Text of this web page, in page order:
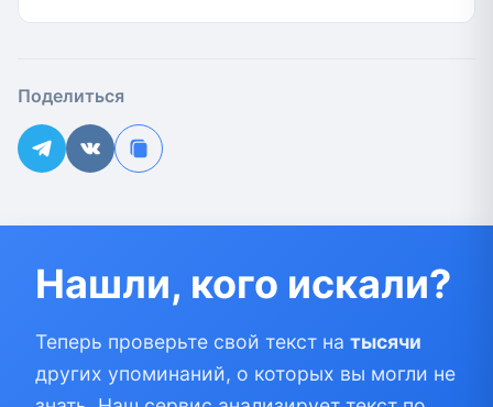
Поделиться
Нашли, кого искали?
Теперь проверьте свой текст на тысячи
других упоминаний, о которых вы могли не